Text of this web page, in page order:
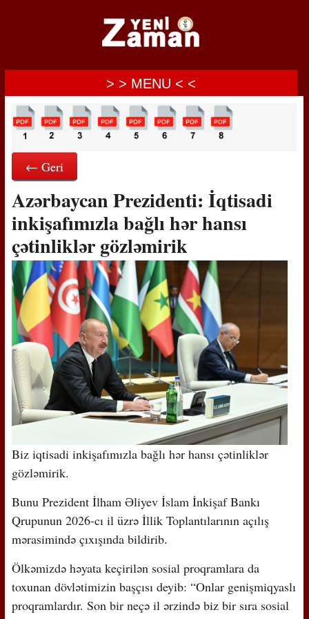
> > MENU < <
← Geri
Azərbaycan Prezidenti: İqtisadi
inkişafımızla bağlı hər hansı
çətinliklər gözləmirik
Biz iqtisadi inkişafımızla bağlı hər hansı çətinliklər
gözləmirik.
Bunu Prezident İlham Əliyev İslam İnkişaf Bankı
Qrupunun 2026-cı il üzrə İllik Toplantılarının açılış
mərasimində çıxışında bildirib.
Ölkəmizdə həyata keçirilən sosial proqramlara da
toxunan dövlətimizin başçısı deyib: “Onlar genişmiqyaslı
proqramlardır. Son bir neçə il ərzində biz bir sıra sosial